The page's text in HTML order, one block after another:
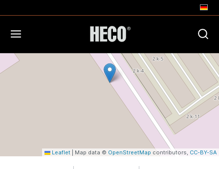
−
Leaflet Map data © OpenStreetMap contributors, CC-BY-SA